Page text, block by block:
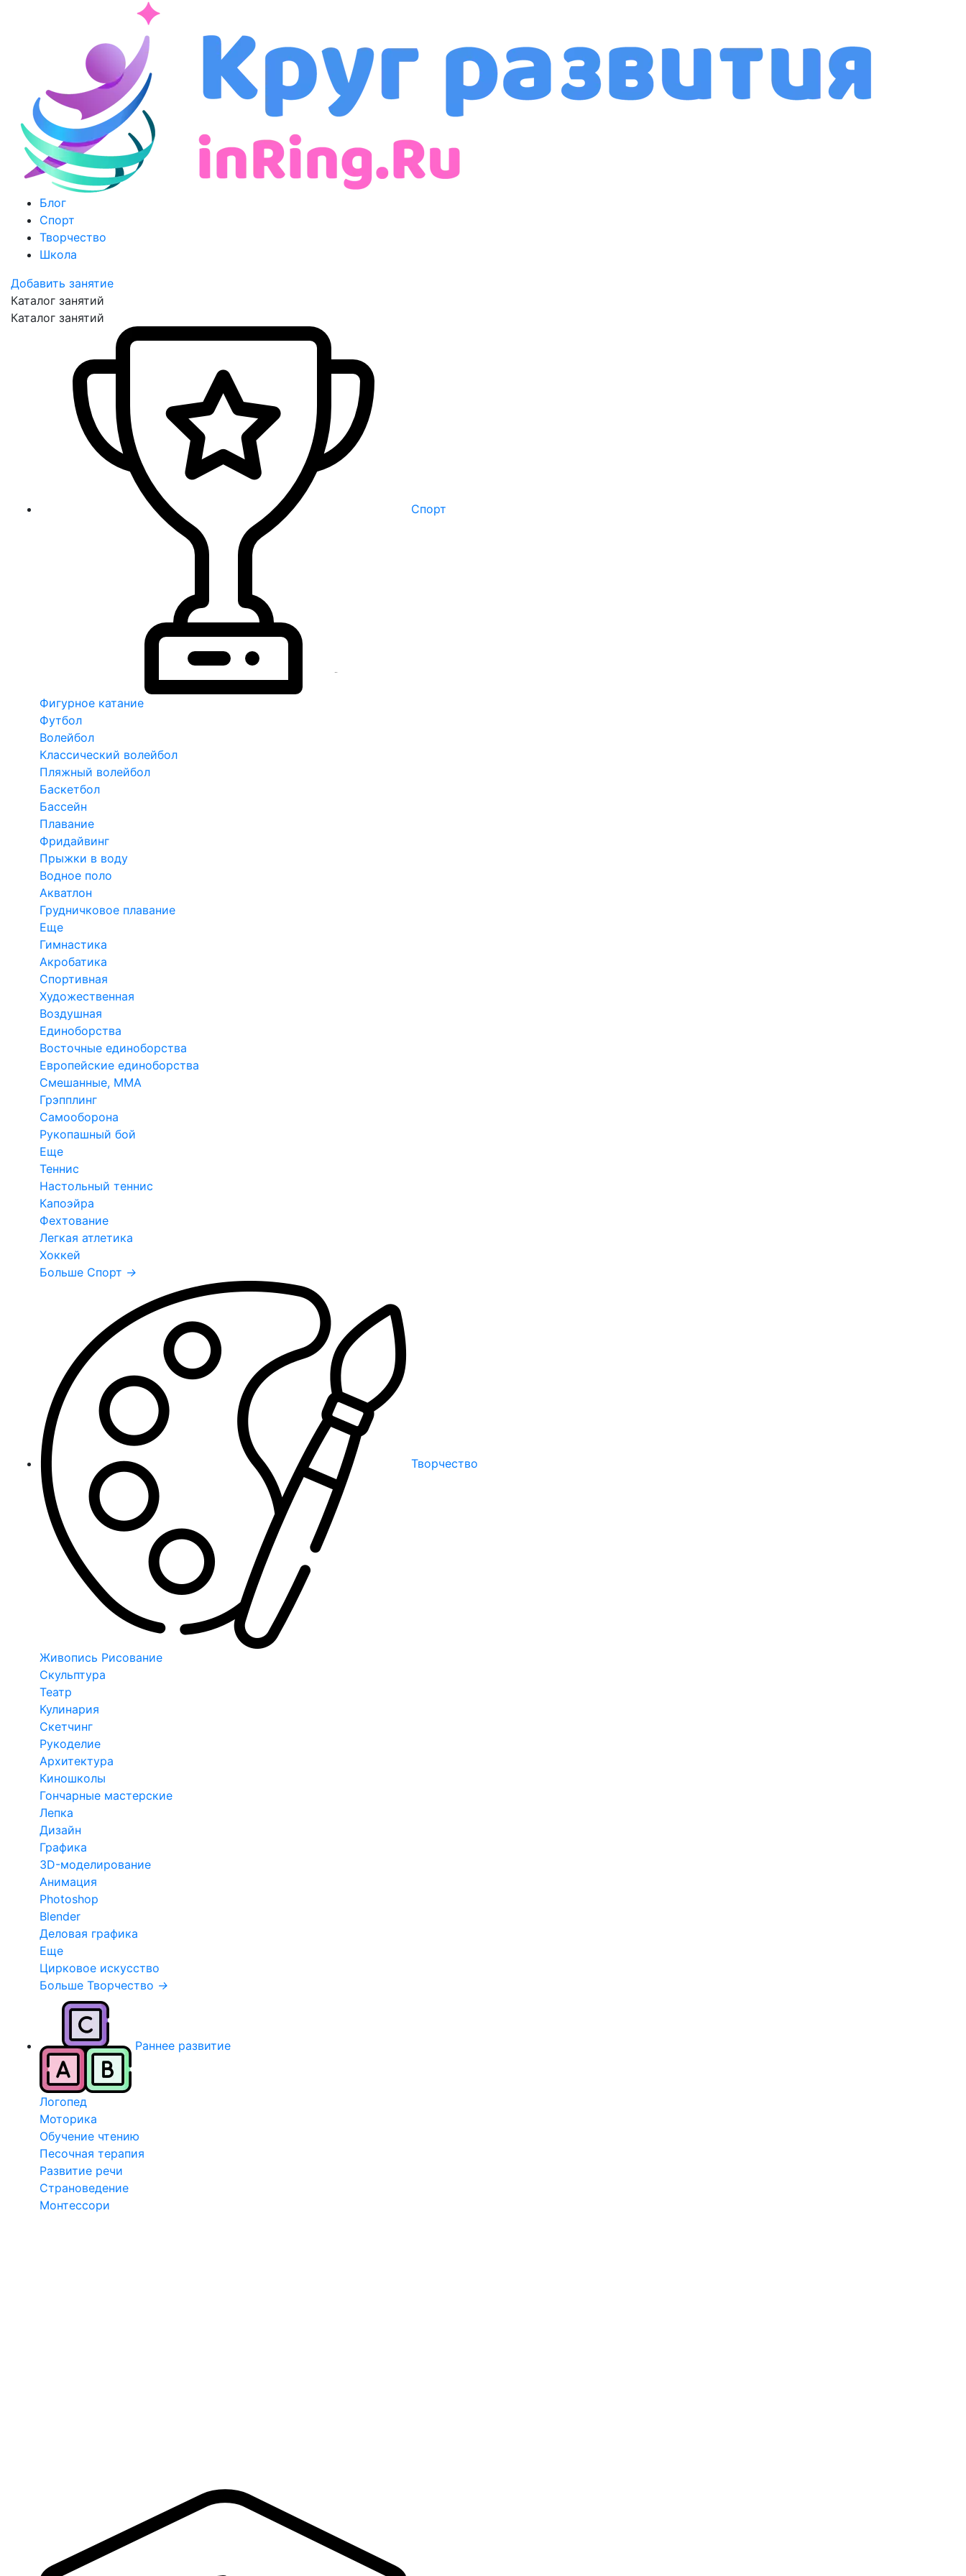
Блог
Спорт
Творчество
Школа
Добавить занятие
Каталог занятий
Каталог занятий
Спорт
Фигурное катание
Футбол
Волейбол
Классический волейбол
Пляжный волейбол
Баскетбол
Бассейн
Плавание
Фридайвинг
Прыжки в воду
Водное поло
Акватлон
Грудничковое плавание
Еще
Гимнастика
Акробатика
Спортивная
Художественная
Воздушная
Единоборства
Восточные единоборства
Европейские единоборства
Смешанные, ММА
Грэпплинг
Самооборона
Рукопашный бой
Еще
Теннис
Настольный теннис
Капоэйра
Фехтование
Легкая атлетика
Хоккей
Больше Спорт →
Творчество
Живопись Рисование
Скульптура
Театр
Кулинария
Скетчинг
Рукоделие
Архитектура
Киношколы
Гончарные мастерские
Лепка
Дизайн
Графика
3D-моделирование
Анимация
Photoshop
Blender
Деловая графика
Еще
Цирковое искусство
Больше Творчество →
Раннее развитие
Логопед
Моторика
Обучение чтению
Песочная терапия
Развитие речи
Страноведение
Монтессори